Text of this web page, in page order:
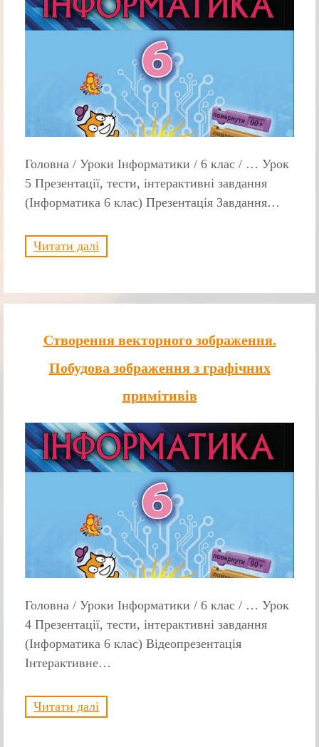
Головна / Уроки Інформатики / 6 клас / … Урок
5 Презентації, тести, інтерактивні завдання
(Інформатика 6 клас) Презентація Завдання…
Читати далі
Створення векторного зображення.
Побудова зображення з графічних
примітивів
Головна / Уроки Інформатики / 6 клас / … Урок
4 Презентації, тести, інтерактивні завдання
(Інформатика 6 клас) Відеопрезентація
Інтерактивне…
Читати далі